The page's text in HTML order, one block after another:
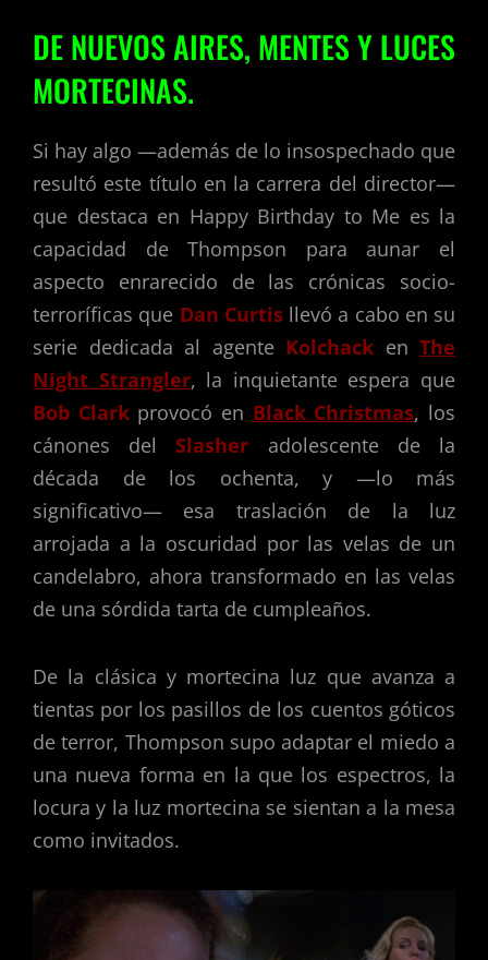
DE NUEVOS AIRES, MENTES Y LUCES
MORTECINAS.
Si hay algo —además de lo insospechado que
resultó este título en la carrera del director—
que destaca en Happy Birthday to Me es la
capacidad de Thompson para aunar el
aspecto enrarecido de las crónicas socio-
terroríficas que Dan Curtisllevó a cabo en su
serie dedicada al agente Kolchack en The
Night Strangler, la inquietante espera que
Bob Clarkprovocó en Black Christmas, los
cánones del Slasher
adolescente de la
década de los ochenta, y —lo más
significativo— esa traslación de la luz
arrojada a la oscuridad por las velas de un
candelabro, ahora transformado en las velas
de una sórdida tarta de cumpleaños.
De la clásica y mortecina luz que avanza a
tientas por los pasillos de los cuentos góticos
de terror, Thompson supo adaptar el miedo a
una nueva forma en la que los espectros, la
locura y la luz mortecina se sientan a la mesa
como invitados.